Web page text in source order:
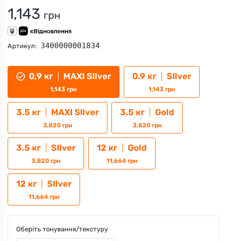
1,143 грн
Артикул: 3400000001834
0,9 кг MAXI SIlver
1,143 грн
0.9 кг SIlver
1,143 грн
3.5 кг MAXI SIlver
3,820 грн
3.5 кг Gold
3,820 грн
3.5 кг SIlver
3,820 грн
12 кг Gold
11,664 грн
12 кг SIlver
11,664 грн
Оберіть тонування/текстуру